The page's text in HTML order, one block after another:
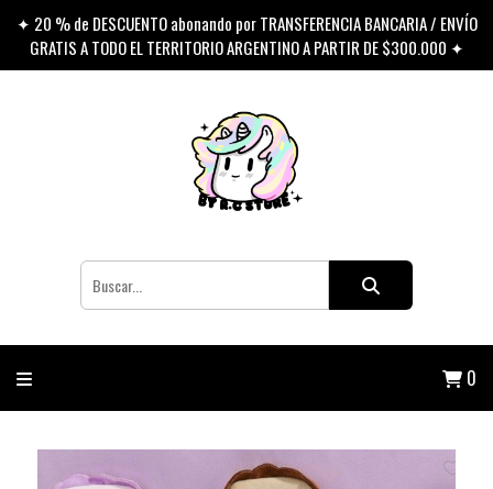
✦ 20 % de DESCUENTO abonando por TRANSFERENCIA BANCARIA / ENVÍO
GRATIS A TODO EL TERRITORIO ARGENTINO A PARTIR DE $300.000 ✦
0